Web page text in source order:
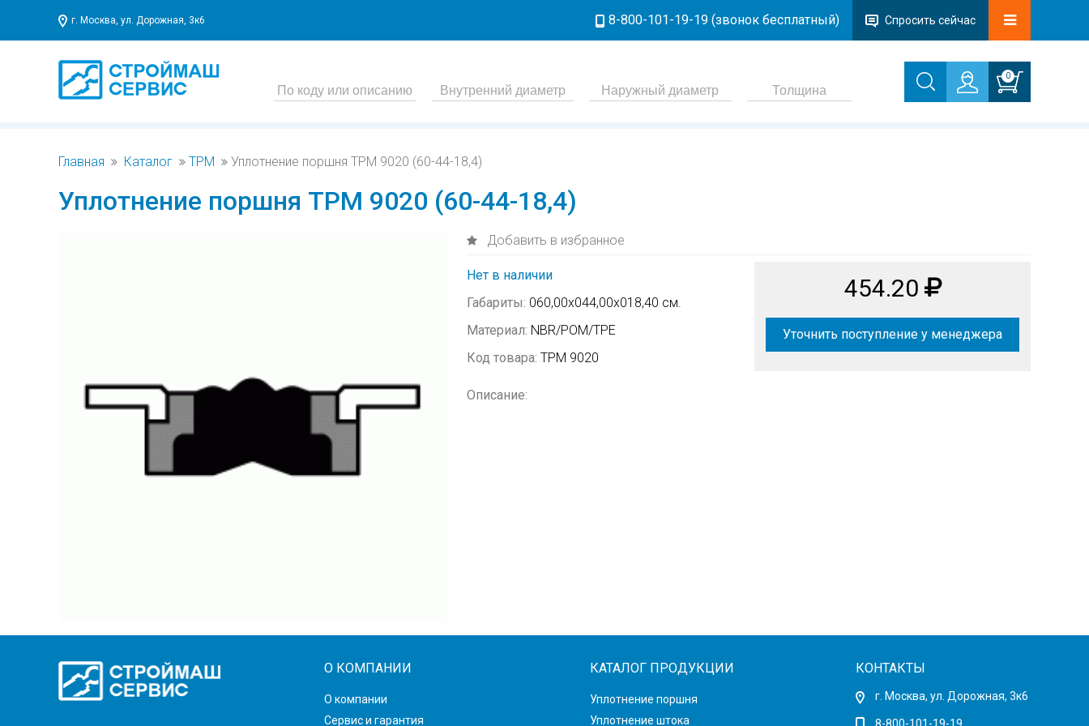
г. Москва, ул. Дорожная, 3к6 8-800-101-19-19 (звонок бесплатный) Спросить сейчас
0
Главная Каталог TPM Уплотнение поршня TPM 9020 (60-44-18,4)
Уплотнение поршня TPM 9020 (60-44-18,4)
Добавить в избранное
Нет в наличии
Габариты: 060,00х044,00х018,40 см.
Материал: NBR/POM/TPE
Код товара: TPM 9020
454.20
Уточнить поступление у менеджера
Описание:
О КОМПАНИИ
О компании
Сервис и гарантия
КАТАЛОГ ПРОДУКЦИИ
Уплотнение поршня
Уплотнение штока
КОНТАКТЫ
г. Москва, ул. Дорожная, 3к6